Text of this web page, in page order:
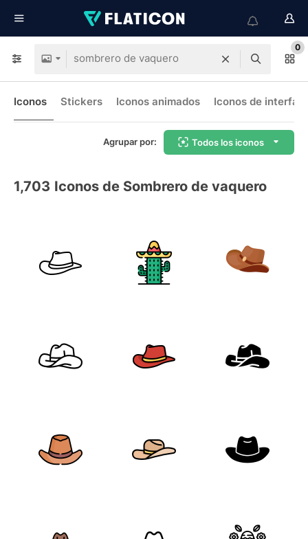
0
Iconos Stickers Iconos animados Iconos de interfaz
Agrupar por: Todos los iconos
1,703 Iconos de Sombrero de vaquero